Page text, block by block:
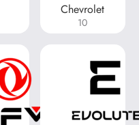
Chevrolet
10